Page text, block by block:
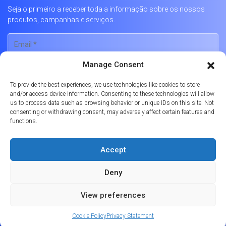
Manage Consent
To provide the best experiences, we use technologies like cookies to store
and/or access device information. Consenting to these technologies will allow
us to process data such as browsing behavior or unique IDs on this site. Not
consenting or withdrawing consent, may adversely affect certain features and
functions.
Accept
Deny
View preferences
Cookie PolicyPrivacy Statement
Seja o primeiro a receber toda a informação sobre os nossos
produtos, campanhas e serviços.
Português
Política de Privacidade Política de Cookies Livro de Reclamações Online